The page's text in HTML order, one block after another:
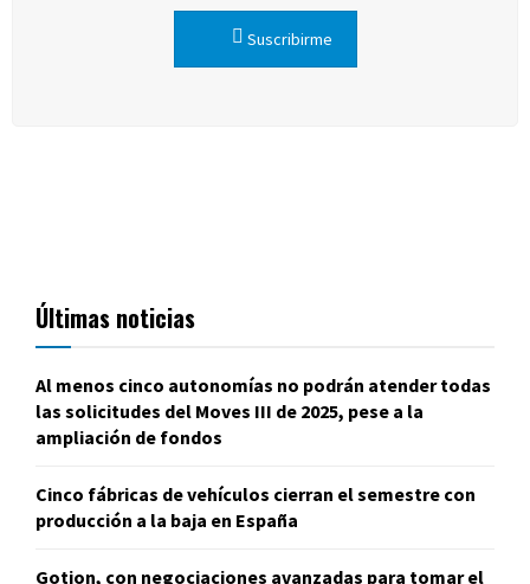
Suscribirme
Últimas noticias
Al menos cinco autonomías no podrán atender todas
las solicitudes del Moves III de 2025, pese a la
ampliación de fondos
Cinco fábricas de vehículos cierran el semestre con
producción a la baja en España
Gotion, con negociaciones avanzadas para tomar el